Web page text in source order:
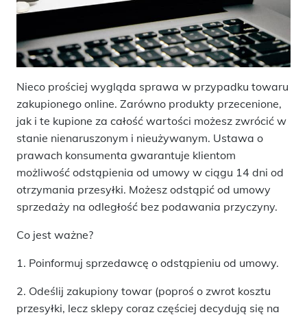
Nieco prościej wygląda sprawa w przypadku towaru
zakupionego online. Zarówno produkty przecenione,
jak i te kupione za całość wartości możesz zwrócić w
stanie nienaruszonym i nieużywanym. Ustawa o
prawach konsumenta gwarantuje klientom
możliwość odstąpienia od umowy w ciągu 14 dni od
otrzymania przesyłki. Możesz odstąpić od umowy
sprzedaży na odległość bez podawania przyczyny.
Co jest ważne?
1. Poinformuj sprzedawcę o odstąpieniu od umowy.
2. Odeślij zakupiony towar (poproś o zwrot kosztu
przesyłki, lecz sklepy coraz częściej decydują się na